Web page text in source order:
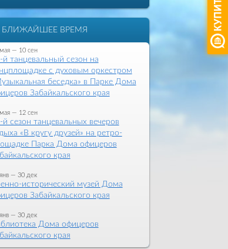
БЛИЖАЙШЕЕ ВРЕМЯ
— 10 сен
й танцевальный сезон на
с духовым оркестром
беседка» в Парке Дома
Забайкальского края
— 12 сен
й сезон танцевальных вечеров
«В кругу друзей» на ретро-
Парка Дома офицеров
края
— 30 дек
исторический музей Дома
Забайкальского края
— 30 дек
Дома офицеров
края